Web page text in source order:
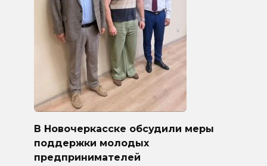
В Новочеркасске обсудили меры
поддержки молодых
предпринимателей